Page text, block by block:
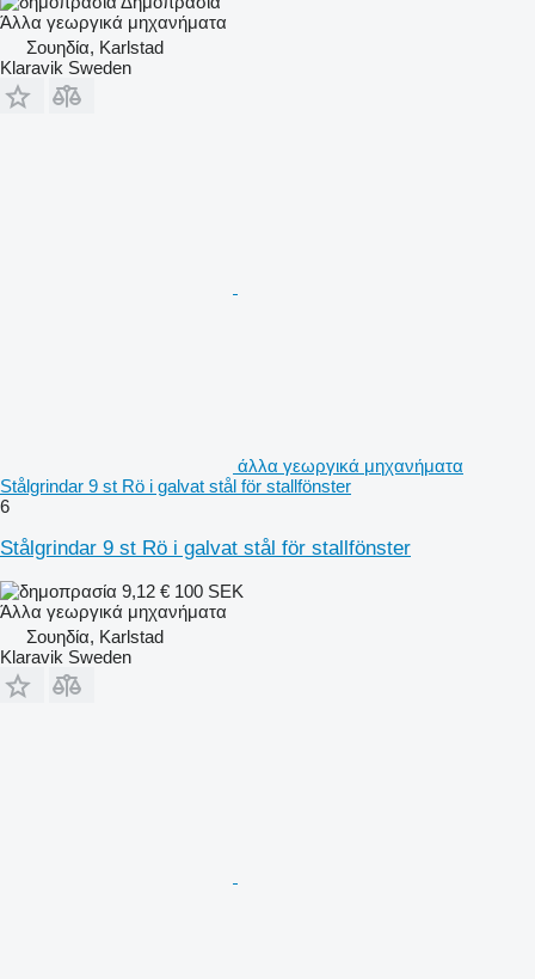
Άλλα γεωργικά μηχανήματα
Σουηδία, Karlstad
Klaravik Sweden
άλλα γεωργικά μηχανήματα
Stålgrindar 9 st Rö i galvat stål för stallfönster
6
Stålgrindar 9 st Rö i galvat stål för stallfönster
9,12 € 100 SEK
Άλλα γεωργικά μηχανήματα
Σουηδία, Karlstad
Klaravik Sweden